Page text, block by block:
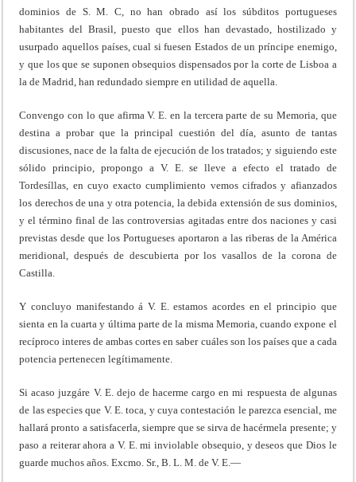
dominios de S. M. C, no han obrado así los súbditos portugueses
habitantes del Brasil, puesto que ellos han devastado, hostilizado y
usurpado aquellos países, cual si fuesen Estados de un príncipe enemigo,
y que los que se suponen obsequios dispensados por la corte de Lisboa a
la de Madrid, han redundado siempre en utilidad de aquella.
Convengo con lo que afirma V. E. en la tercera parte de su Memoria, que
destina a probar que la principal cuestión del día, asunto de tantas
discusiones, nace de la falta de ejecución de los tratados; y siguiendo este
sólido principio, propongo a V. E. se lleve a efecto el tratado de
Tordesíllas, en cuyo exacto cumplimiento vemos cifrados y afianzados
los derechos de una y otra potencia, la debida extensión de sus dominios,
y el término final de las controversias agitadas entre dos naciones y casi
previstas desde que los Portugueses aportaron a las riberas de la América
meridional, después de descubierta por los vasallos de la corona de
Castilla.
Y concluyo manifestando á V. E. estamos acordes en el principio que
sienta en la cuarta y última parte de la misma Memoria, cuando expone el
recíproco interes de ambas cortes en saber cuáles son los países que a cada
potencia pertenecen legítimamente.
Si acaso juzgáre V. E. dejo de hacerme cargo en mi respuesta de algunas
de las especies que V. E. toca, y cuya contestación le parezca esencial, me
hallará pronto a satisfacerla, siempre que se sirva de hacérmela presente; y
paso a reiterar ahora a V. E. mi inviolable obsequio, y deseos que Dios le
guarde muchos años. Excmo. Sr., B. L. M. de V. E.—